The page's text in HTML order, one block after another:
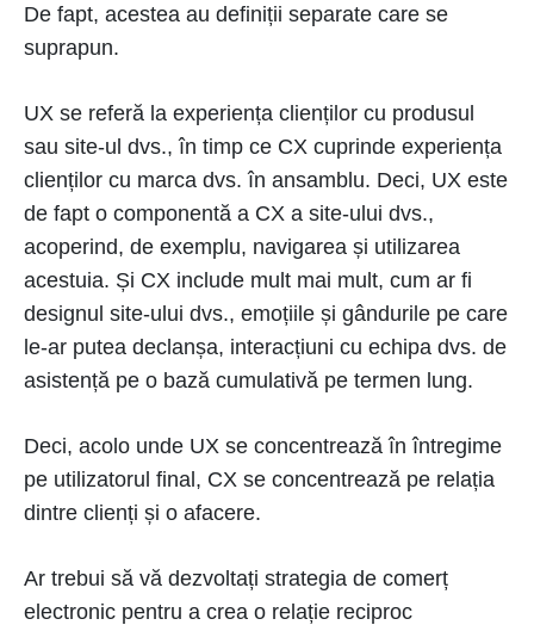
De fapt, acestea au definiții separate care se
suprapun.
UX se referă la experiența clienților cu produsul
sau site-ul dvs., în timp ce CX cuprinde experiența
clienților cu marca dvs. în ansamblu. Deci, UX este
de fapt o componentă a CX a site-ului dvs.,
acoperind, de exemplu, navigarea și utilizarea
acestuia. Și CX include mult mai mult, cum ar fi
designul site-ului dvs., emoțiile și gândurile pe care
le-ar putea declanșa, interacțiuni cu echipa dvs. de
asistență pe o bază cumulativă pe termen lung.
Deci, acolo unde UX se concentrează în întregime
pe utilizatorul final, CX se concentrează pe relația
dintre clienți și o afacere.
Ar trebui să vă dezvoltați strategia de comerț
electronic pentru a crea o relație reciproc